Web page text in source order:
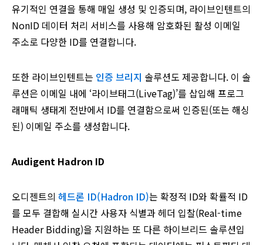
유기적인 연결을 통해 매일 생성 및 인증되며, 라이브인텐트의
NonID 데이터 처리 서비스를 사용해 암호화된 활성 이메일
주소로 다양한 ID를 연결합니다.
또한 라이브인텐트는 인증 브리지 솔루션도 제공합니다. 이 솔
루션은 이메일 내에 ‘라이브태그(LiveTag)’를 삽입해 프로그
래매틱 생태계 전반에서 ID를 연결함으로써 인증된(또는 해싱
된) 이메일 주소를 생성합니다.
Audigent Hadron ID
오디젠트의 헤드론 ID(Hadron ID)는 확정적 ID와 확률적 ID
를 모두 결합해 실시간 사용자 식별과 헤더 입찰(Real-time
Header Bidding)을 지원하는 또 다른 하이브리드 솔루션입